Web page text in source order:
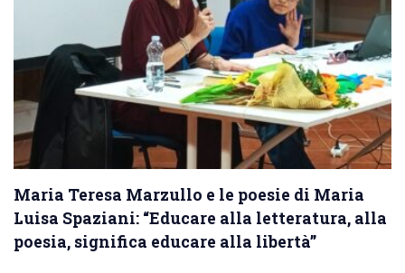
Maria Teresa Marzullo e le poesie di Maria
Luisa Spaziani: “Educare alla letteratura, alla
poesia, significa educare alla libertà”